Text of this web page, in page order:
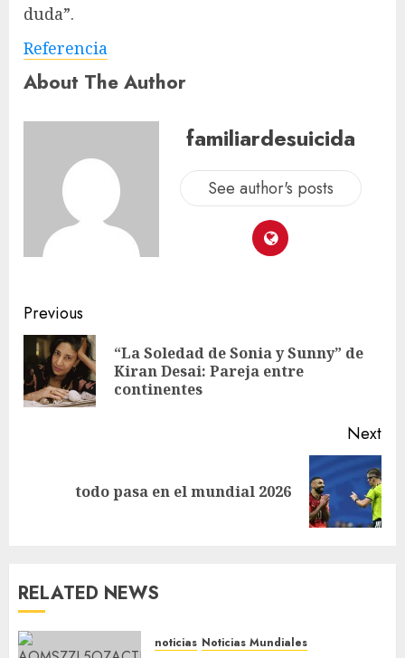
duda”.
Referencia
About The Author
familiardesuicida
See author's posts
Previous
“La Soledad de Sonia y Sunny” de
Kiran Desai: Pareja entre
continentes
Next
todo pasa en el mundial 2026
RELATED NEWS
noticias Noticias Mundiales